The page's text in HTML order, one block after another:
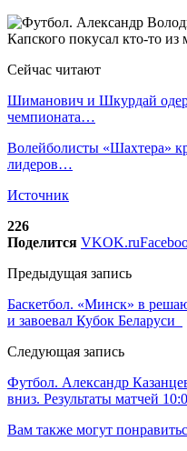
Сейчас читают
Шиманович и Шкурдай
чемпионата…
Волейболисты «Шахтера»
лидеров…
Источник
226
Поделится VKOK.ru
Предыдущая запись
Баскетбол. «Минск» в
и завоевал Кубок Беларуси
Следующая запись
Футбол. Александр
вниз. Результаты матчей
Вам также могут